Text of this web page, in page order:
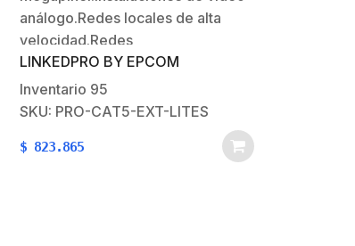
análogo.Redes locales de alta
velocidad.Redes
inalambricas.Aplicaciones en
10BASE-T, 100BASE-
T.Instalaciones Gigabit de
voz/datos.Envío de PoE en largas
distancias.Diseñado para:
LINKEDPRO BY EPCOM
Inventario 95
SKU: PRO-CAT5-EXT-LITES
$ 823.865